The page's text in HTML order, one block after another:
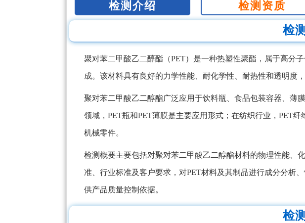
检测介绍 检测资质
检
聚对苯二甲酸乙二醇酯（PET）是一种热塑性聚酯，属于高分
成。该材料具有良好的力学性能、耐化学性、耐热性和透明度
聚对苯二甲酸乙二醇酯广泛应用于饮料瓶、食品包装容器、薄
领域，PET瓶和PET薄膜是主要应用形式；在纺织行业，PET
机械零件。
检测概要主要包括对聚对苯二甲酸乙二醇酯材料的物理性能、
准、行业标准及客户要求，对PET材料及其制品进行成分分析
供产品质量控制依据。
检